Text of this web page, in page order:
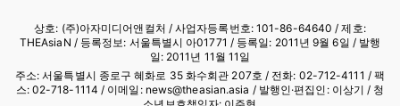
상호: (주)아자미디어앤컬처 /사업자등록번호: 101-86-64640 / 제호:
THEAsiaN / 등록정보: 서울특별시 아01771 / 등록일: 2011년 9월 6일 / 발행
일: 2011년 11월 11일
주소: 서울특별시 종로구 혜화로 35 화수회관 207호 / 전화: 02-712-4111 / 팩
스: 02-718-1114 / 이메일: news@theasian.asia / 발행인·편집인: 이상기 / 청